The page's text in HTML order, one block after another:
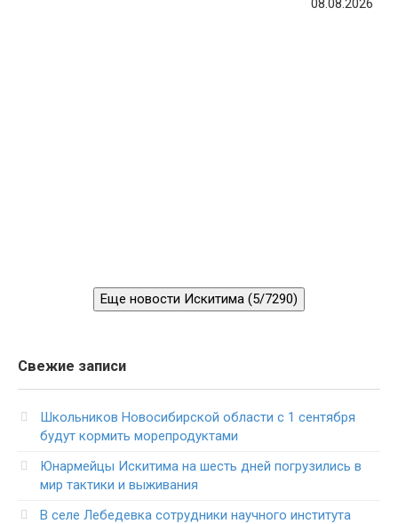
08.08.2026
Еще новости Искитима (5/7290)
Свежие записи
Школьников Новосибирской области с 1 сентября
будут кормить морепродуктами
Юнармейцы Искитима на шесть дней погрузились в
мир тактики и выживания
В селе Лебедевка сотрудники научного института